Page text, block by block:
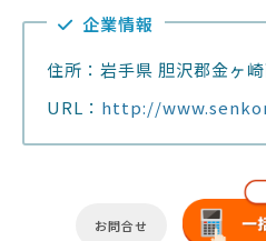
企業情報
住所：岩手県 胆沢郡金ヶ
URL： http://
お問合せ